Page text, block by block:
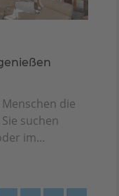
die
suchen
im...